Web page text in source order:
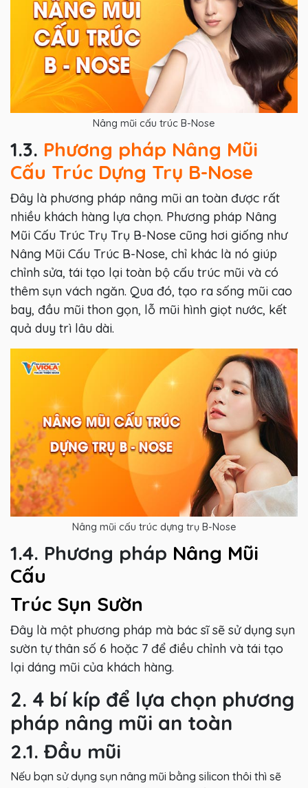
Nâng mũi cấu trúc B-Nose
1.3. Phương pháp Nâng Mũi
Cấu Trúc Dựng Trụ B-Nose
Đây là phương pháp nâng mũi an toàn được rất
nhiều khách hàng lựa chọn. Phương pháp Nâng
Mũi Cấu Trúc Trụ Trụ B-Nose cũng hơi giống như
Nâng Mũi Cấu Trúc B-Nose, chỉ khác là nó giúp
chỉnh sửa, tái tạo lại toàn bộ cấu trúc mũi và có
thêm sụn vách ngăn. Qua đó, tạo ra sống mũi cao
bay, đầu mũi thon gọn, lỗ mũi hình giọt nước, kết
quả duy trì lâu dài.
Nâng mũi cấu trúc dựng trụ B-Nose
1.4. Phương pháp Nâng Mũi
Cấu
Trúc Sụn Sườn
Đây là một phương pháp mà bác sĩ sẽ sử dụng sụn
sườn tự thân số 6 hoặc 7 để điều chỉnh và tái tạo
lại dáng mũi của khách hàng.
2. 4 bí kíp để lựa chọn phương
pháp nâng mũi an toàn
2.1. Đầu mũi
Nếu bạn sử dụng sụn nâng mũi bằng silicon thôi thì sẽ